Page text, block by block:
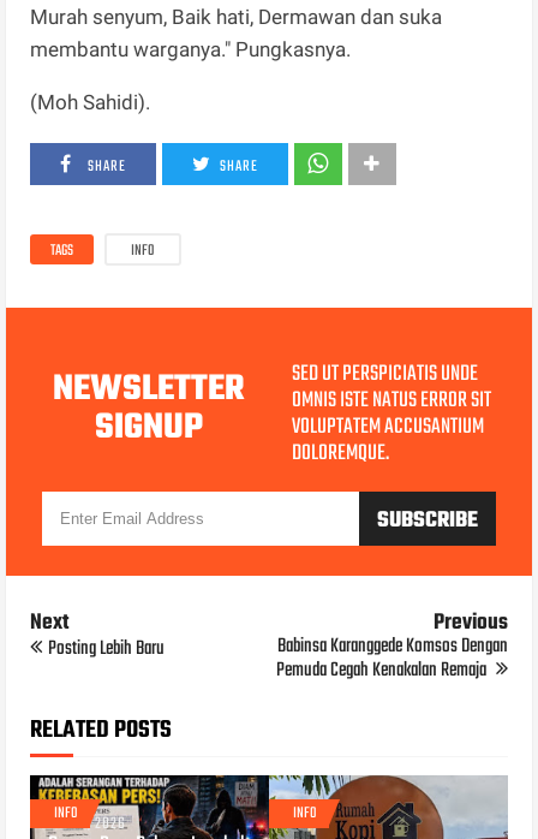
Murah senyum, Baik hati, Dermawan dan suka
membantu warganya." Pungkasnya.
(Moh Sahidi).
SHARE SHARE
TAGS INFO
NEWSLETTER
SIGNUP
SED UT PERSPICIATIS UNDE
OMNIS ISTE NATUS ERROR SIT
VOLUPTATEM ACCUSANTIUM
DOLOREMQUE.
Next
Posting Lebih Baru
Previous
Babinsa Karanggede Komsos Dengan
Pemuda Cegah Kenakalan Remaja
RELATED POSTS
INFO
JUL 31, 2026 INFO